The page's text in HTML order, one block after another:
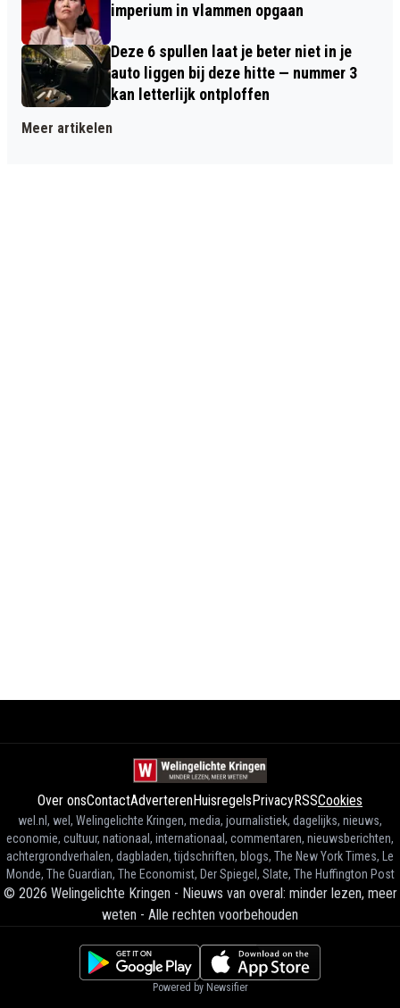
imperium in vlammen opgaan
Deze 6 spullen laat je beter niet in je
auto liggen bij deze hitte — nummer 3
kan letterlijk ontploffen
Meer artikelen
Over onsContactAdverterenHuisregels PrivacyRSSCookies
wel.nl, wel, Welingelichte Kringen, media, journalistiek, dagelijks, nieuws,
economie, cultuur, nationaal, internationaal, commentaren, nieuwsberichten,
achtergrondverhalen, dagbladen, tijdschriften, blogs, The New York Times, Le
Monde, The Guardian, The Economist, Der Spiegel, Slate, The Huffington Post
© 2026 Welingelichte Kringen - Nieuws van overal: minder lezen, meer
weten - Alle rechten voorbehouden
Powered by Newsifier